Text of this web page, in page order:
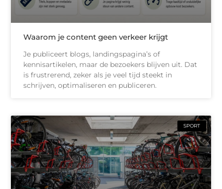
Waarom je content geen verkeer krijgt
Je publiceert blogs, landingspagina’s of
kennisartikelen, maar de bezoekers blijven uit. Dat
is frustrerend, zeker als je veel tijd steekt in
schrijven, optimaliseren en publiceren.
SPORT